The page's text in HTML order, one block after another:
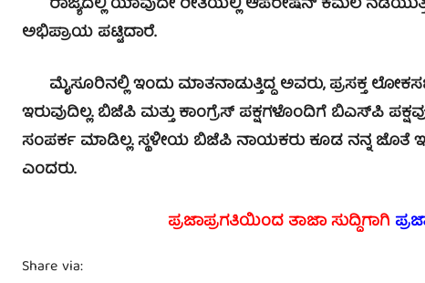
ಅಭಿಪ್ರಾಯ ಪಟ್ಟಿದಾರೆ.
ಮೈಸೂರಿನಲ್ಲಿ ಇಂದು ಮಾತನಾಡುತ್ತಿದ್ದ ಅವರು, ಪ್ರಸಕ್ತ
ಇರುವುದಿಲ್ಲ. ಬಿಜೆಪಿ ಮತ್ತು ಕಾಂಗ್ರೆಸ್ ಪಕ್ಷಗಳೊಂದಿಗೆ ಬಿಎಸ್‍ಪಿ
ಸಂಪರ್ಕ ಮಾಡಿಲ್ಲ. ಸ್ಥಳೀಯ ಬಿಜೆಪಿ ನಾಯಕರು ಕೂಡ ನನ್ನ ಜೊತೆ
ಎಂದರು.
ಪ್ರಜಾಪ್ರಗತಿಯಿಂದ ತಾಜಾ ಸುದ್ದಿಗಾಗಿ
Share via: